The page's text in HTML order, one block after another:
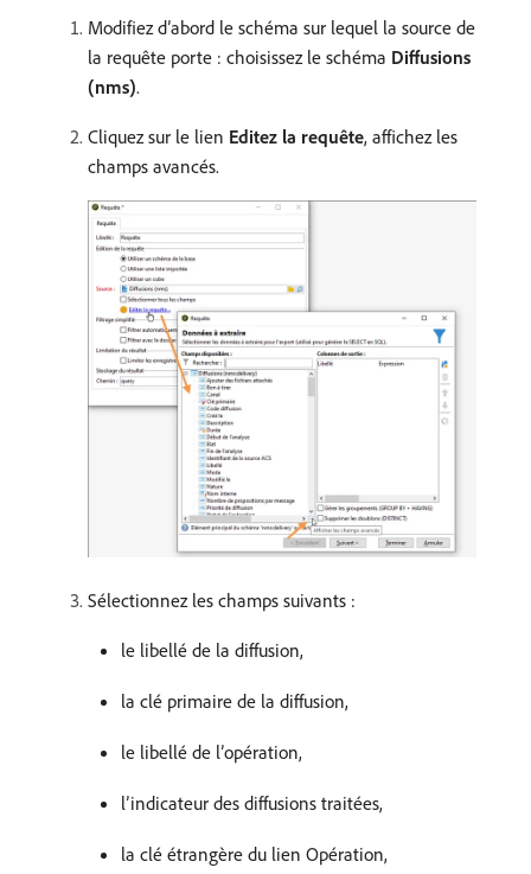
Modifiez d’abord le schéma sur lequel la source de
la requête porte : choisissez le schéma Diffusions
(nms).
Cliquez sur le lien Editez la requête, affichez les
champs avancés.
Sélectionnez les champs suivants :
le libellé de la diffusion,
la clé primaire de la diffusion,
le libellé de l’opération,
l’indicateur des diffusions traitées,
la clé étrangère du lien Opération,